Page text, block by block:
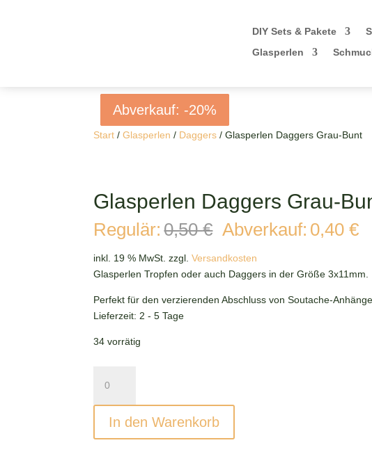
DIY Sets & Pakete
Glasperlen
Start /Glasperlen / Daggers / Glasperlen Daggers Grau-Bunt
Abverkauf: -20%
Glasperlen Daggers Grau-
Regulär: 0,50€ Ursprünglicher
war:
0,50 €
Abverkauf: 0,40€
inkl. 19 % MwSt. zzgl.Versandkosten
Glasperlen Tropfen oder auch Daggers in der Größe 3x11mm.
Perfekt für den verzierenden Abschluss von Soutache-
Lieferzeit: 2 - 5 Tage
34 vorrätig
Daggers
Grau-
Menge
In den Warenkorb
Abverkauf: -20%
Abverkauf: -20%
Abverkauf: -20%